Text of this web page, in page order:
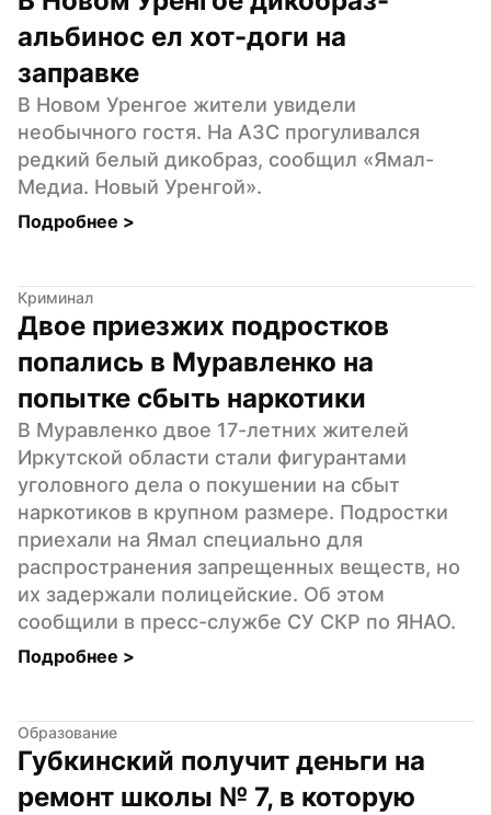
альбинос ел хот-доги на
заправке
В Новом Уренгое жители увидели
необычного гостя. На АЗС прогуливался
редкий белый дикобраз, сообщил «Ямал-
Медиа. Новый Уренгой».
Подробнее >
Криминал
Двое приезжих подростков
попались в Муравленко на
попытке сбыть наркотики
В Муравленко двое 17-летних жителей
Иркутской области стали фигурантами
уголовного дела о покушении на сбыт
наркотиков в крупном размере. Подростки
приехали на Ямал специально для
распространения запрещенных веществ, но
их задержали полицейские. Об этом
сообщили в пресс-службе СУ СКР по ЯНАО.
Подробнее >
Образование
Губкинский получит деньги на
ремонт школы № 7, в которую